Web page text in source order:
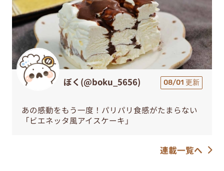
ぼく(@boku_5656) 08/01 更新
あの感動をもう一度！パリパリ食感がたまらない
「ビエネッタ風アイスケーキ」
連載一覧へ